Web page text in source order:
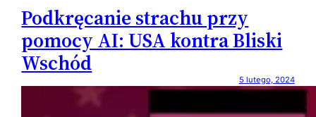
Podkręcanie strachu przy
pomocy AI: USA kontra Bliski
Wschód
5 lutego, 2024